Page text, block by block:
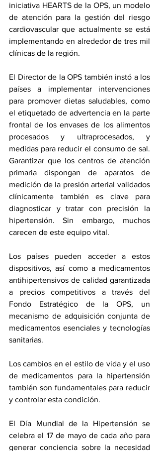
iniciativa HEARTS de la OPS, un modelo
de atención para la gestión del riesgo
cardiovascular que actualmente se está
implementando en alrededor de tres mil
clínicas de la región.
El Director de la OPS también instó a los
países a implementar intervenciones
para promover dietas saludables, como
el etiquetado de advertencia en la parte
frontal de los envases de los alimentos
procesados y ultraprocesados, y
medidas para reducir el consumo de sal.
Garantizar que los centros de atención
primaria dispongan de aparatos de
medición de la presión arterial validados
clínicamente también es clave para
diagnosticar y tratar con precisión la
hipertensión. Sin embargo, muchos
carecen de este equipo vital.
Los países pueden acceder a estos
dispositivos, así como a medicamentos
antihipertensivos de calidad garantizada
a precios competitivos a través del
Fondo Estratégico de la OPS, un
mecanismo de adquisición conjunta de
medicamentos esenciales y tecnologías
sanitarias.
Los cambios en el estilo de vida y el uso
de medicamentos para la hipertensión
también son fundamentales para reducir
y controlar esta condición.
El Día Mundial de la Hipertensión se
celebra el 17 de mayo de cada año para
generar conciencia sobre la necesidad